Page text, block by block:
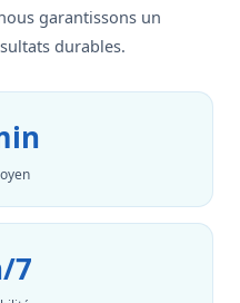
garantissons un
durables.
7